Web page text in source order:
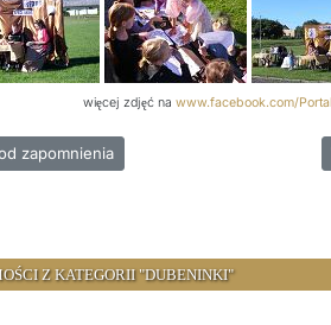
więcej zdjęć na www.facebook.com/
mistrzem i ocal od zapomnienia
zapomnienia
Z KATEGORII "DUBENINKI"